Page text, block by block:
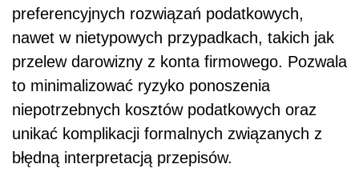
preferencyjnych rozwiązań podatkowych,
nawet w nietypowych przypadkach, takich jak
przelew darowizny z konta firmowego. Pozwala
to minimalizować ryzyko ponoszenia
niepotrzebnych kosztów podatkowych oraz
unikać komplikacji formalnych związanych z
błędną interpretacją przepisów.